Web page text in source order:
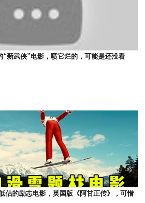
“新武侠”电影，喷它烂的，可能是还没看
估的励志电影，英国版《阿甘正传》，可惜